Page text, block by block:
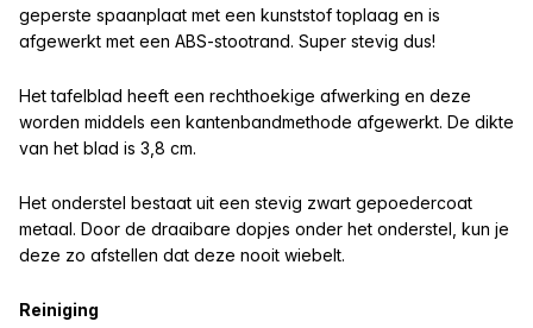
geperste spaanplaat met een kunststof toplaag en is
afgewerkt met een ABS-stootrand. Super stevig dus!
Het tafelblad heeft een rechthoekige afwerking en deze
worden middels een kantenbandmethode afgewerkt. De dikte
van het blad is 3,8 cm.
Het onderstel bestaat uit een stevig zwart gepoedercoat
metaal. Door de draaibare dopjes onder het onderstel, kun je
deze zo afstellen dat deze nooit wiebelt.
Reiniging